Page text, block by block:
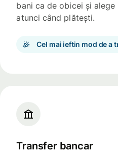
bani ca de obicei și
atunci când plătești.
Cel mai ieftin mod de a
Transfer bancar